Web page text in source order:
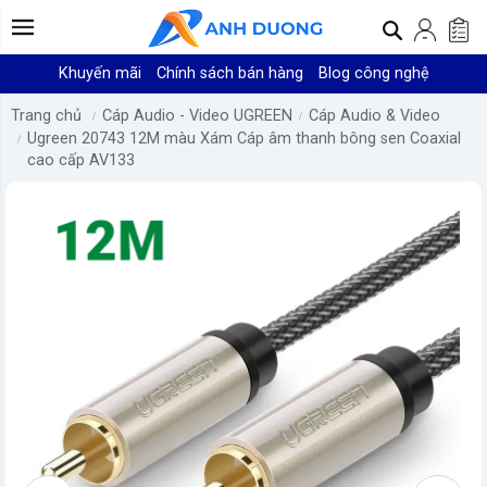
Khuyến mãi Chính sách bán hàng Blog công nghệ
Trang chủ Cáp Audio - Video UGREEN
Cáp Audio & Video
Ugreen 20743 12M màu Xám Cáp âm thanh bông sen Coaxial
cao cấp AV133